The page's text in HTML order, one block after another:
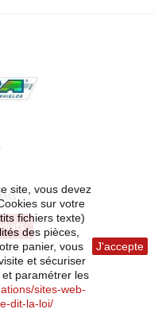
site, vous devez
sur votre
fichiers texte)
des pièces,
panier, vous
et sécuriser
paramétrer les
sites-web-
dit-la-loi/
J'accepte